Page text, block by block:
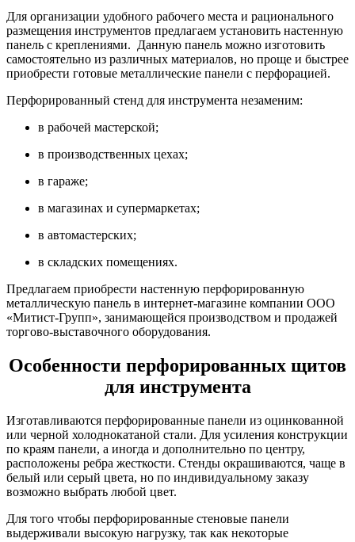
Для организации удобного рабочего места и рационального
размещения инструментов предлагаем установить настенную
панель с креплениями. Данную панель можно изготовить
самостоятельно из различных материалов, но проще и быстрее
приобрести готовые металлические панели с перфорацией.
Перфорированный стенд для инструмента незаменим:
в рабочей мастерской;
в производственных цехах;
в гараже;
в магазинах и супермаркетах;
в автомастерских;
в складских помещениях.
Предлагаем приобрести настенную перфорированную
металлическую панель в интернет-магазине компании ООО
«Митист-Групп», занимающейся производством и продажей
торгово-выставочного оборудования.
Особенности перфорированных щитов
для инструмента
Изготавливаются перфорированные панели из оцинкованной
или черной холоднокатаной стали. Для усиления конструкции
по краям панели, а иногда и дополнительно по центру,
расположены ребра жесткости. Стенды окрашиваются, чаще в
белый или серый цвета, но по индивидуальному заказу
возможно выбрать любой цвет.
Для того чтобы перфорированные стеновые панели
выдерживали высокую нагрузку, так как некоторые